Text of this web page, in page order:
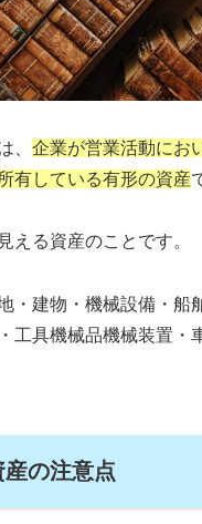
、 企業が営業活動にお
有している有形の資産
える資産のことです。
・建物・機械設備・船
工具機械品機械装置・
の注意点